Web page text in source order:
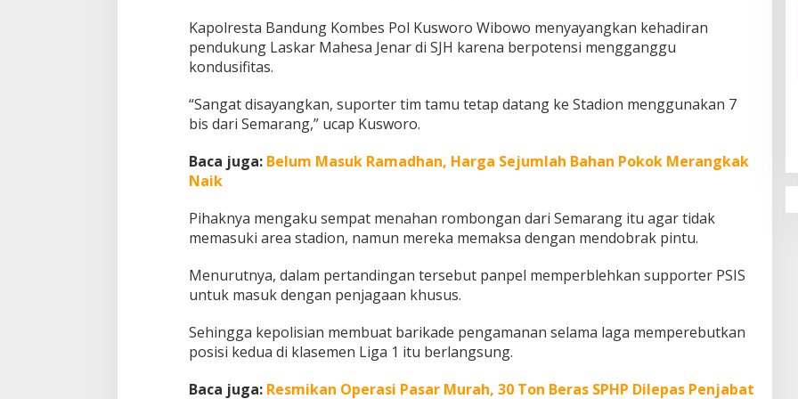
d
i
S
t
d
Kapolresta Bandung Kombes Pol Kusworo Wibowo menyayangkan kehadiran
pendukung Laskar Mahesa Jenar di SJH karena berpotensi mengganggu
kondusifitas.
“Sangat disayangkan, suporter tim tamu tetap datang ke Stadion menggunakan 7
bis dari Semarang,” ucap Kusworo.
Baca juga: Belum Masuk Ramadhan, Harga Sejumlah Bahan Pokok Merangkak
Naik
Pihaknya mengaku sempat menahan rombongan dari Semarang itu agar tidak
memasuki area stadion, namun mereka memaksa dengan mendobrak pintu.
Menurutnya, dalam pertandingan tersebut panpel memperblehkan supporter PSIS
untuk masuk dengan penjagaan khusus.
Sehingga kepolisian membuat barikade pengamanan selama laga memperebutkan
posisi kedua di klasemen Liga 1 itu berlangsung.
Baca juga: Resmikan Operasi Pasar Murah, 30 Ton Beras SPHP Dilepas Penjabat
Penguatan Pendidikan Agama dan
Karakter Sekolah Nur Al Rahman